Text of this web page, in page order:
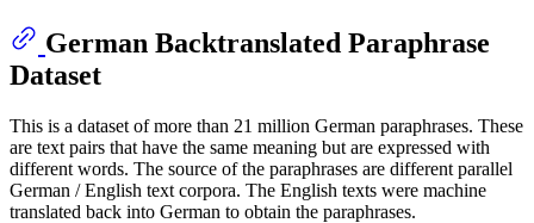
German Backtranslated Paraphrase
Dataset
This is a dataset of more than 21 million German paraphrases. These
are text pairs that have the same meaning but are expressed with
different words. The source of the paraphrases are different parallel
German / English text corpora. The English texts were machine
translated back into German to obtain the paraphrases.